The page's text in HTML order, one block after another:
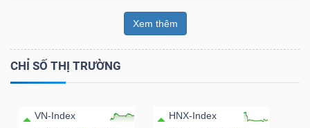
Xem thêm
CHỈ SỐ THỊ TRƯỜNG
VN-Index HNX-Index